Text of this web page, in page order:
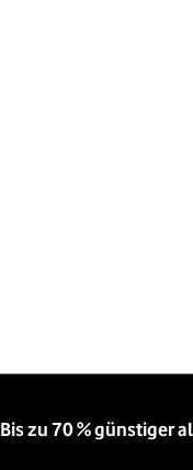
Bis zu 70 % günstiger